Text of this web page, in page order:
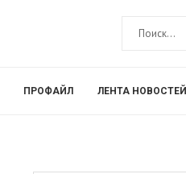
ПРОФАЙЛ ЛЕНТА НОВОСТЕЙ